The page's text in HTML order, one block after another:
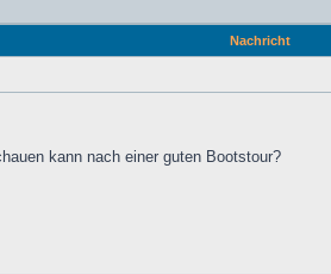
Nachricht
kann nach einer guten Bootstour?